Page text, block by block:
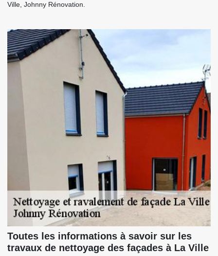
Ville, Johnny Rénovation.
Toutes les informations à savoir sur les
travaux de nettoyage des façades à La Ville